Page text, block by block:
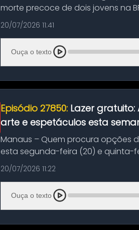
morte precoce de dois jovens na
típico café regio...
20/07/2026 11:41
Ouça o texto
Episódio 27850: Lazer
arte e espetáculos esta
Manaus – Quem procura opções
esta segunda-feira (20) e quinta-
história das ...
20/07/2026 11:22
Ouça o texto